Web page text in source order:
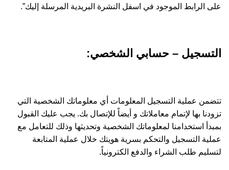
على الرابط الموجود في اسفل النشرة البريدية المرسلة إليك”.
التسجيل – حسابي الشخصي:
تتضمن عملية التسجيل المعلومات أي معلوماتك الشخصية التي
تزودنا بها لإتمام معاملاتك و أيضاً للإتصال بك. يجب عليك القبول
بمبدأ استخدامنا لمعلوماتك الشخصية وتحديثها وذلك للتعامل مع
عملية التسجيل والتحكم بسرية هويتك خلال عملية المتابعة
لتسليم طلب الشراء والدفع الكترونياً.